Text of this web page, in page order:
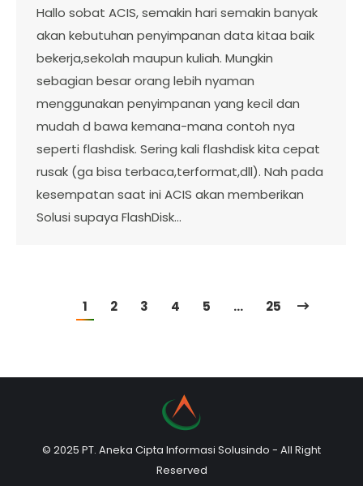
Hallo sobat ACIS, semakin hari semakin banyak
akan kebutuhan penyimpanan data kitaa baik
bekerja,sekolah maupun kuliah. Mungkin
sebagian besar orang lebih nyaman
menggunakan penyimpanan yang kecil dan
mudah d bawa kemana-mana contoh nya
seperti flashdisk. Sering kali flashdisk kita cepat
rusak (ga bisa terbaca,terformat,dll). Nah pada
kesempatan saat ini ACIS akan memberikan
Solusi supaya FlashDisk…
1 2 3 4 5 … 25
© 2025 PT. Aneka Cipta Informasi Solusindo - All Right
Reserved